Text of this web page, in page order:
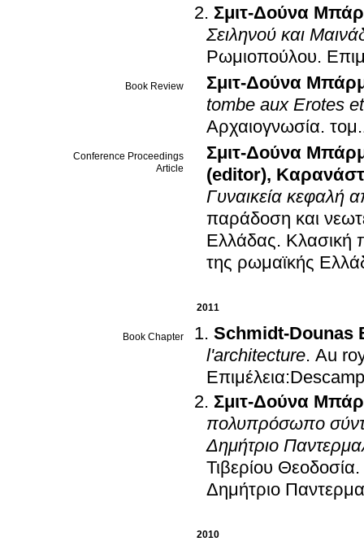
Σμιτ-Δούνα
Σειληνού και
Ρωμιοπούλου.
Book Review
Σμιτ-Δούνα
tombe aux Erotes
Αρχαιογνωσία.
Conference Proceedings
Article
Σμιτ-Δούνα
(editor),
Γυναικεία κεφαλή
παράδοση και
Ελλάδας. Κλασική
της ρωμαϊκής
2011
Book Chapter
Schmidt-Dounas
l'architecture. Au
Σμιτ-Δούνα
πολυπρόσωπο
Δημήτριο
Τιβερίου Θεοδοσία.
Δημήτριο
2010